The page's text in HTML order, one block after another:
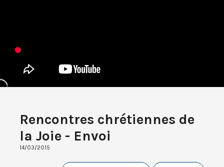
Rencontres chrétiennes de
la Joie - Envoi
14/03/2015